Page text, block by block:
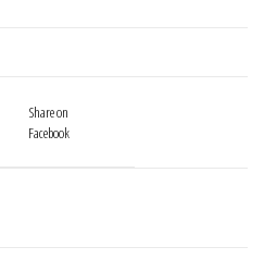
Share on
Facebook